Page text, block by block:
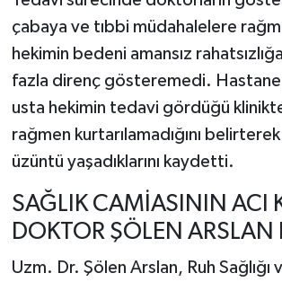
çabaya ve tıbbi müdahalelere
hekimin bedeni amansız
fazla direnç gösteremedi.
usta hekimin tedavi gördüğü
rağmen kurtarılamadığını
üzüntü yaşadıklarını kaydetti.
SAĞLIK CAMİASININ ACI
DOKTOR ŞÖLEN ARSLAN
Uzm. Dr. Şölen Arslan, Ruh Sağlığı